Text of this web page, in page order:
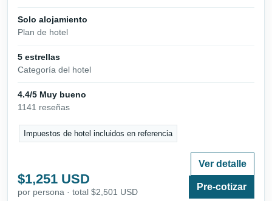
Solo alojamiento
Plan de hotel
5 estrellas
Categoría del hotel
4.4/5 Muy bueno
1141 reseñas
Impuestos de hotel incluidos en referencia
$1,251 USD
por persona · total $2,501 USD
Ver detalle
Pre-cotizar